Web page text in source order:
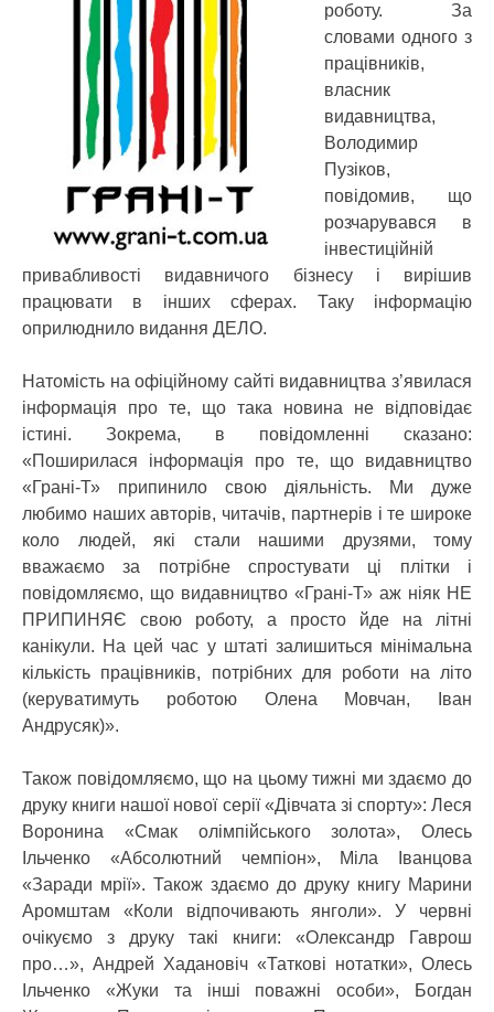
роботу. За
словами одного з
працівників,
власник
видавництва,
Володимир
Пузіков,
повідомив, що
розчарувався в
інвестиційній
привабливості видавничого бізнесу і вирішив
працювати в інших сферах. Таку інформацію
оприлюднило видання ДЕЛО.
Натомість на офіційному сайті видавництва з’явилася
інформація про те, що така новина не відповідає
істині. Зокрема, в повідомленні сказано:
«Поширилася інформація про те, що видавництво
«Грані-Т» припинило свою діяльність. Ми дуже
любимо наших авторів, читачів, партнерів і те широке
коло людей, які стали нашими друзями, тому
вважаємо за потрібне спростувати ці плітки і
повідомляємо, що видавництво «Грані-Т» аж ніяк НЕ
ПРИПИНЯЄ свою роботу, а просто йде на літні
канікули. На цей час у штаті залишиться мінімальна
кількість працівників, потрібних для роботи на літо
(керуватимуть роботою Олена Мовчан, Іван
Андрусяк)».
Також повідомляємо, що на цьому тижні ми здаємо до
друку книги нашої нової серії «Дівчата зі спорту»: Леся
Воронина «Смак олімпійського золота», Олесь
Ільченко «Абсолютний чемпіон», Міла Іванцова
«Заради мрії». Також здаємо до друку книгу Марини
Аромштам «Коли відпочивають янголи». У червні
очікуємо з друку такі книги: «Олександр Гаврош
про…», Андрей Хадановіч «Таткові нотатки», Олесь
Ільченко «Жуки та інші поважні особи», Богдан